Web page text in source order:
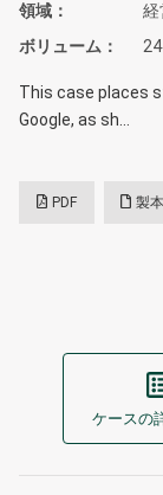
領域
経
ボリューム
This case places
Google, as sh…
PDF 製本
ケースの